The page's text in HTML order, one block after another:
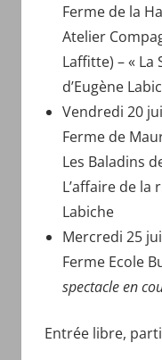
Ferme de la
Atelier
Laffitte) – «
d’Eugène
Vendredi 20
Ferme de
Les Baladins
L’affaire de la
Labiche
Mercredi 25
Ferme Ecole
spectacle en
Entrée libre,